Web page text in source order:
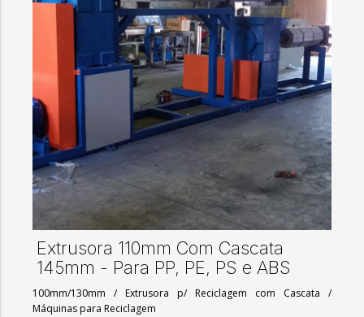
Extrusora 110mm Com Cascata
145mm - Para PP, PE, PS e ABS
100mm/130mm / Extrusora p/ Reciclagem com Cascata /
Máquinas para Reciclagem